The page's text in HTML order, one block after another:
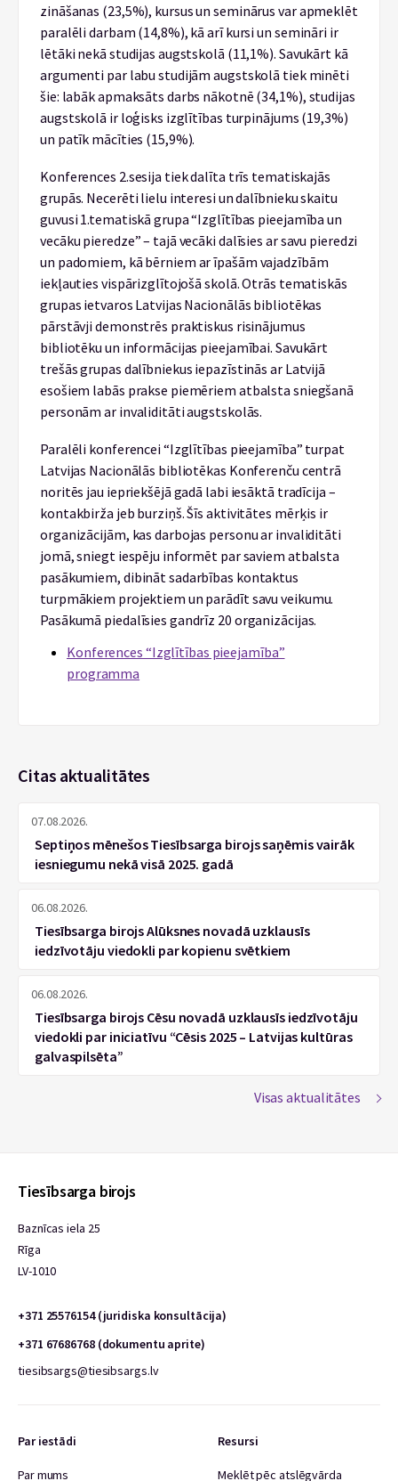
zināšanas (23,5%), kursus un seminārus var apmeklēt
paralēli darbam (14,8%), kā arī kursi un semināri ir
lētāki nekā studijas augstskolā (11,1%). Savukārt kā
argumenti par labu studijām augstskolā tiek minēti
šie: labāk apmaksāts darbs nākotnē (34,1%), studijas
augstskolā ir loģisks izglītības turpinājums (19,3%)
un patīk mācīties (15,9%).
Konferences 2.sesija tiek dalīta trīs tematiskajās
grupās. Necerēti lielu interesi un dalībnieku skaitu
guvusi 1.tematiskā grupa “Izglītības pieejamība un
vecāku pieredze” – tajā vecāki dalīsies ar savu pieredzi
un padomiem, kā bērniem ar īpašām vajadzībām
iekļauties vispārizglītojošā skolā. Otrās tematiskās
grupas ietvaros Latvijas Nacionālās bibliotēkas
pārstāvji demonstrēs praktiskus risinājumus
bibliotēku un informācijas pieejamībai. Savukārt
trešās grupas dalībniekus iepazīstinās ar Latvijā
esošiem labās prakse piemēriem atbalsta sniegšanā
personām ar invaliditāti augstskolās.
Paralēli konferencei “Izglītības pieejamība” turpat
Latvijas Nacionālās bibliotēkas Konferenču centrā
noritēs jau iepriekšējā gadā labi iesāktā tradīcija –
kontakbirža jeb burziņš. Šīs aktivitātes mērķis ir
organizācijām, kas darbojas personu ar invaliditāti
jomā, sniegt iespēju informēt par saviem atbalsta
pasākumiem, dibināt sadarbības kontaktus
turpmākiem projektiem un parādīt savu veikumu.
Pasākumā piedalīsies gandrīz 20 organizācijas.
Konferences “Izglītības pieejamība”
programma
Citas aktualitātes
07.08.2026.
Septiņos mēnešos Tiesībsarga birojs saņēmis vairāk
iesniegumu nekā visā 2025. gadā
06.08.2026.
Tiesībsarga birojs Alūksnes novadā uzklausīs
iedzīvotāju viedokli par kopienu svētkiem
06.08.2026.
Tiesībsarga birojs Cēsu novadā uzklausīs iedzīvotāju
viedokli par iniciatīvu “Cēsis 2025 – Latvijas kultūras
galvaspilsēta”
Visas aktualitātes
Tiesībsarga birojs
Baznīcas iela 25
Rīga
LV-1010
+371 25576154 (juridiska konsultācija)
+371 67686768 (dokumentu aprite)
tiesibsargs@tiesibsargs.lv
Par iestādi
Par mums
Resursi
Meklēt pēc atslēgvārda